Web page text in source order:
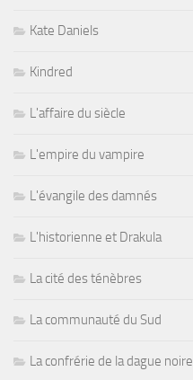
Kate Daniels
Kindred
L'affaire du siècle
L'empire du vampire
L'évangile des damnés
L'historienne et Drakula
La cité des ténèbres
La communauté du Sud
La confrérie de la dague noire